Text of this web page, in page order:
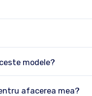
modele?
afacerea mea?